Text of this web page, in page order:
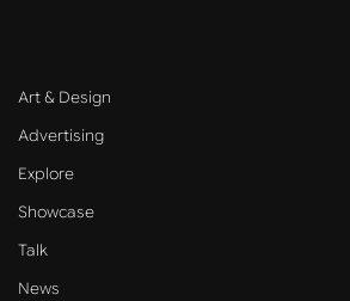
Art & Design
Advertising
Explore
Showcase
Talk
News